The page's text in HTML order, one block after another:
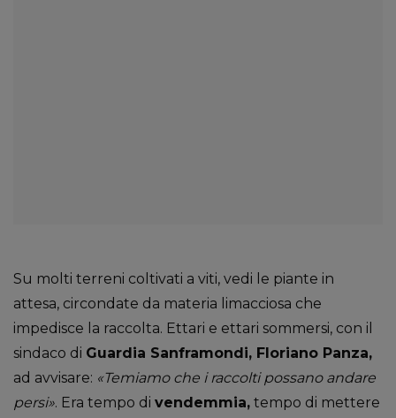
Su molti terreni coltivati a viti, vedi le piante in
attesa, circondate da materia limacciosa che
impedisce la raccolta. Ettari e ettari sommersi, con il
sindaco di Guardia Sanframondi, Floriano Panza,
ad avvisare: «Temiamo che i raccolti possano andare
persi». Era tempo di vendemmia, tempo di mettere